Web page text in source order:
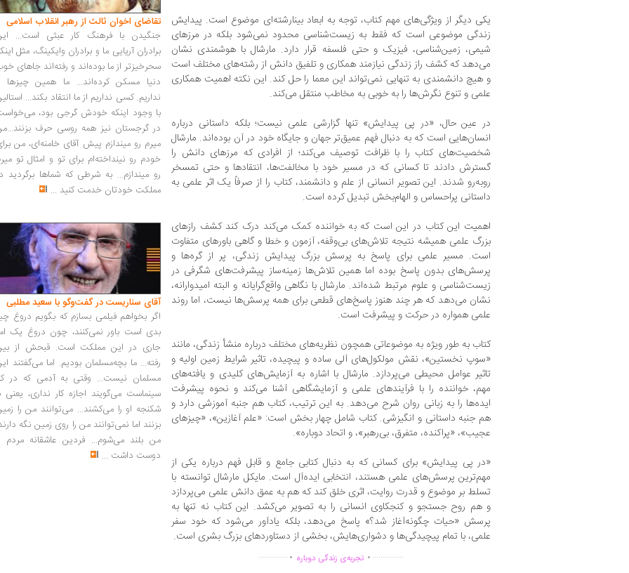
یکی دیگر از ویژگی‌های مهم کتاب، توجه به ابعاد بینا‌رشته‌ای موضوع است. پیدایش
زندگی موضوعی است که فقط به زیست‌شناسی محدود نمی‌شود بلکه در مرزهای
شیمی، زمین‌شناسی، فیزیک و حتی فلسفه قرار دارد. مارشال با هوشمندی نشان
می‌دهد که کشف راز زندگی نیازمند همکاری و تلفیق دانش از رشته‌های مختلف است
و هیچ دانشمندی به تنهایی نمی‌تواند این معما را حل کند. این نکته اهمیت همکاری
علمی و تنوع نگرش‌ها را به خوبی به مخاطب منتقل می‌کند.
در عین حال، «در پی پیدایش» تنها گزارشی علمی نیست؛ بلکه داستانی درباره
انسان‌هایی است که به دنبال فهم عمیق‌تر جهان و جایگاه خود در آن بوده‌اند. مارشال
شخصیت‌های کتاب را با ظرافت توصیف می‌کند؛ از افرادی که مرزهای دانش را
گسترش دادند تا کسانی که در مسیر خود با مخالفت‌ها، انتقادها و حتی تمسخر
روبه‌رو شدند. این تصویر انسانی از علم و دانشمند، کتاب را از صرفاً یک اثر علمی به
داستانی پراحساس و الهام‌بخش تبدیل کرده است.
اهمیت این کتاب در این است که به خواننده کمک می‌کند درک کند کشف رازهای
بزرگ علمی همیشه نتیجه تلاش‌های بی‌وقفه، آزمون و خطا و گاهی باورهای متفاوت
است. مسیر علمی برای پاسخ به پرسش بزرگ پیدایش زندگی، پر از گره‌ها و
پرسش‌های بدون پاسخ بوده اما همین تلاش‌ها زمینه‌ساز پیشرفت‌های شگرفی در
زیست‌شناسی و علوم مرتبط شده‌اند. مارشال با نگاهی واقع‌گرایانه و البته امیدوارانه،
نشان می‌دهد که هر چند هنوز پاسخ‌های قطعی برای همه پرسش‌ها نیست، اما روند
علمی همواره در حرکت و پیشرفت است.
کتاب به طور ویژه به موضوعاتی همچون نظریه‌های مختلف درباره منشأ زندگی، مانند
«سوپ نخستین»، نقش مولکول‌های آلی ساده و پیچیده، تاثیر شرایط زمین اولیه و
تاثیر عوامل محیطی می‌پردازد. مارشال با اشاره به آزمایش‌های کلیدی و یافته‌های
مهم، خواننده را با فرآیندهای علمی و آزمایشگاهی آشنا می‌کند و نحوه پیشرفت
ایده‌ها را به زبانی روان شرح می‌دهد. به این ترتیب، کتاب هم جنبه آموزشی دارد و
هم جنبه داستانی و انگیزشی. کتاب شامل چهار بخش است: «علم آغازین»، «چیزهای
عجیب»، «پراکنده، متفرق، بی‌رهبر»، و اتحاد دوباره».
«در پی پیدایش» برای کسانی که به دنبال کتابی جامع و قابل فهم درباره یکی از
مهم‌ترین پرسش‌های علمی هستند، انتخابی ایده‌آل است. مایکل مارشال توانسته با
تسلط بر موضوع و قدرت روایت، اثری خلق کند که هم به عمق دانش علمی می‌پردازد
و هم روح جستجو و کنجکاوی انسانی را به تصویر می‌کشد. این کتاب نه تنها به
پرسش «حیات چگونه‌آغاز شد؟» پاسخ می‌دهد، بلکه یادآور می‌شود که خود سفر
علمی، با تمام پیچیدگی‌ها و دشواری‌هایش، بخشی از دستاوردهای بزرگ بشری است.
...............
.تجربه‌ی زندگی دوباره .
..............
تقاضای اخوان ثالث از رهبر انقلاب اسلامی
جنگیدن با فرهنگ کار عبثی است...
برادران آریایی ما و برادران وایکینگ، مثل
سحرخیزتر از ما بوده‌اند و رفته‌اند جاهای
دنیا مسکن کرده‌اند... ما همین چیزها
نداریم. کسی نداریم از ما انتقاد بکند...
با وجود اینکه خودش گرجی بود،
در گرجستان نیز همه روسی حرف
میرم رو میندازم پیش آقای خامنه‌ای، من
خودم رو نینداخته‌ام برای تو و امثال تو
رو میندازم... به شرطی که شماها برگردید
مملکت خودتان خدمت کنید ...
آقای سناریست در گفت‌وگو با سعید مطلبی
اگر بخواهم فیلمی بسازم که بگویم دروغ
بدی است باور نمی‌کنند، چون دروغ یک
جاری در این مملکت است. قبحش از
رفته... ما بچه‌مسلمان بودیم. اما می‌گفتند
مسلمان نیست... وقتی به آدمی که در
سینماست می‌گویند اجازه کار نداری، یعنی
شکنجه او را می‌کشند... می‌توانند من را
بزنند اما نمی‌توانند من را روی زمین نگه
من بلند می‌شوم... فردین عاشقانه مردم
دوست داشت ...